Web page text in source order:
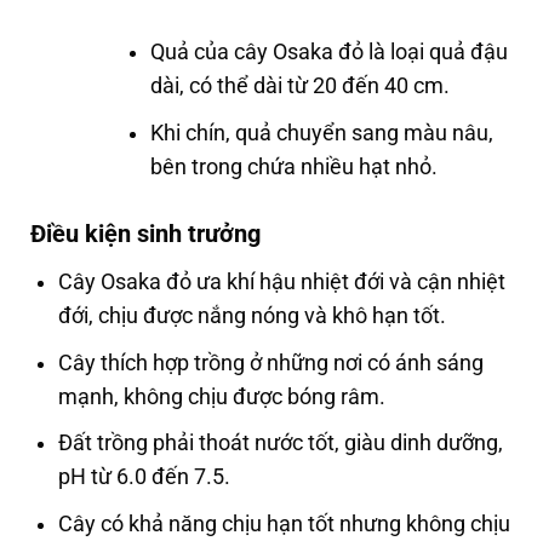
Quả của cây Osaka đỏ là loại quả đậu
dài, có thể dài từ 20 đến 40 cm.
Khi chín, quả chuyển sang màu nâu,
bên trong chứa nhiều hạt nhỏ.
Điều kiện sinh trưởng
Cây Osaka đỏ ưa khí hậu nhiệt đới và cận nhiệt
đới, chịu được nắng nóng và khô hạn tốt.
Cây thích hợp trồng ở những nơi có ánh sáng
mạnh, không chịu được bóng râm.
Đất trồng phải thoát nước tốt, giàu dinh dưỡng,
pH từ 6.0 đến 7.5.
Cây có khả năng chịu hạn tốt nhưng không chịu